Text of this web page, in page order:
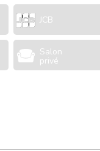
JCB
Salon
privé